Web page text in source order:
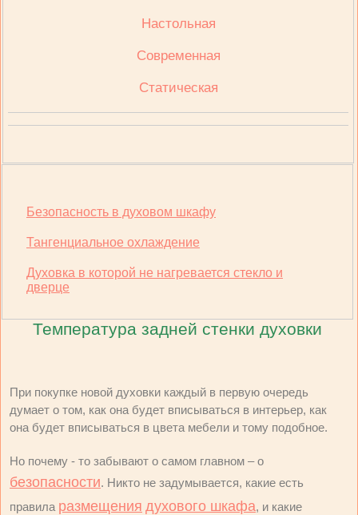
Настольная
Современная
Статическая
Безопасность в духовом шкафу
Тангенциальное охлаждение
Духовка в которой не нагревается стекло и
дверце
Температура задней стенки духовки
При покупке новой духовки каждый в первую очередь
думает о том, как она будет вписываться в интерьер, как
она будет вписываться в цвета мебели и тому подобное.
Но почему - то забывают о самом главном – о
безопасности. Никто не задумывается, какие есть
правила размещения духового шкафа, и какие